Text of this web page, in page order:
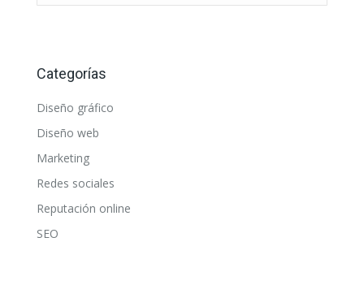
Categorías
Diseño gráfico
Diseño web
Marketing
Redes sociales
Reputación online
SEO